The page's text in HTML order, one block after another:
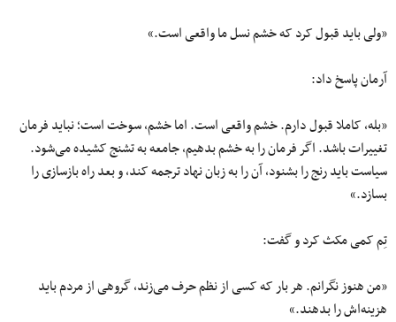
«ولی باید قبول کرد که خشم نسل ما واقعی است.»
آرمان پاسخ داد:
«بله، کاملا قبول دارم. خشم واقعی است. اما خشم، سوخت است؛ نباید فرمان
تغییرات باشد. اگر فرمان را به خشم بدهیم، جامعه به تشنج کشیده می‌شود.
سیاست باید رنج را بشنود، آن را به زبان نهاد ترجمه کند، و بعد راه بازسازی را
بسازد.»
تِم کمی مکث کرد و گفت:
«من هنوز نگرانم. هر بار که کسی از نظم حرف می‌زند، گروهی از مردم باید
هزینه‌اش را بدهند.»